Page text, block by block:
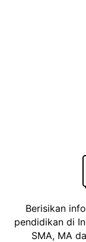
Berisikan
pendidikan di
SMA, MA